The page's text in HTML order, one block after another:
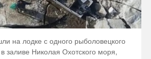
на лодке с одного рыболовецкого
заливе Николая Охотского моря,